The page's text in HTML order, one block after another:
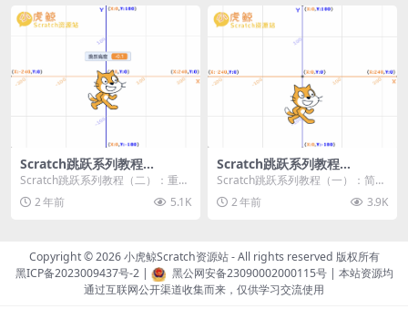
Scratch跳跃系列教程
（二）：重力跳跃
Scratch跳跃系列教程（二）：重力
跳跃 作者：小虎鲸Scratch资源站
按...2 年前 5.1K
Scratch跳跃系列教程
（一）：简单跳跃
Scratch跳跃系列教程（一）：简单
跳跃 作者：小虎鲸Scratch资源站
按...2 年前 3.9K
Copyright © 2026小虎鲸Scratch资源站- All rights reserved 版权所有
黑ICP备2023009437号-2| 黑公网安备23090002000115号| 本站资源均
通过互联网公开渠道收集而来，仅供学习交流使用